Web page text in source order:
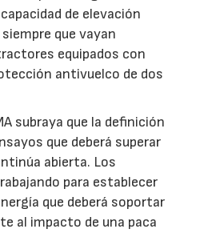
de elevación
que vayan
equipados con
antivuelco de dos
subraya que la definición
que deberá superar
abierta. Los
para establecer
que deberá soportar
al impacto de una paca